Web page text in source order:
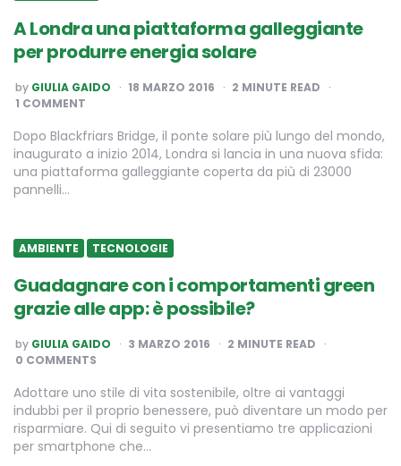
A Londra una piattaforma galleggiante
per produrre energia solare
POSTED
BY
by GIULIA GAIDO 18 MARZO 2016 2 MINUTE READ
1 COMMENT
Dopo Blackfriars Bridge, il ponte solare più lungo del mondo,
inaugurato a inizio 2014, Londra si lancia in una nuova sfida:
una piattaforma galleggiante coperta da più di 23000
pannelli…
AMBIENTE TECNOLOGIE
Guadagnare con i comportamenti green
grazie alle app: è possibile?
POSTED
BY
by GIULIA GAIDO 3 MARZO 2016 2 MINUTE READ
0 COMMENTS
Adottare uno stile di vita sostenibile, oltre ai vantaggi
indubbi per il proprio benessere, può diventare un modo per
risparmiare. Qui di seguito vi presentiamo tre applicazioni
per smartphone che…